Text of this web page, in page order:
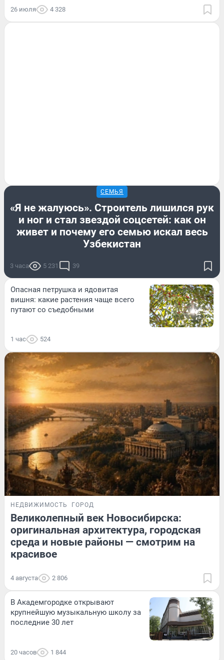
26 июля 4 328
СЕМЬЯ
«Я не жалуюсь». Строитель лишился рук
и ног и стал звездой соцсетей: как он
живет и почему его семью искал весь
Узбекистан
3 часа 5 231 39
Опасная петрушка и ядовитая
вишня: какие растения чаще всего
путают со съедобными
1 час 524
НЕДВИЖИМОСТЬ ГОРОД
Великолепный век Новосибирска:
оригинальная архитектура, городская
среда и новые районы — смотрим на
красивое
4 августа 2 806
В Академгородке открывают
крупнейшую музыкальную школу за
последние 30 лет
20 часов 1 844